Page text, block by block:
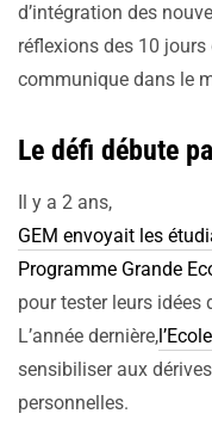
d’intégration des
réflexions des 10
communique dans le
Le défi débute
Il y a 2 ans,
GEM envoyait les
Programme Grande
pour tester leurs idées
L’année dernière,
sensibiliser aux
personnelles.